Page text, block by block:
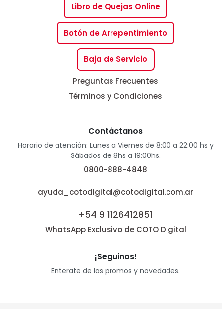
Libro de Quejas Online
Botón de Arrepentimiento
Baja de Servicio
Preguntas Frecuentes
Términos y Condiciones
Contáctanos
Horario de atención: Lunes a Viernes de 8:00 a 22:00 hs y
Sábados de 8hs a 19:00hs.
0800-888-4848
ayuda_cotodigital@cotodigital.com.ar
+54 9 1126412851
WhatsApp Exclusivo de COTO Digital
¡Seguinos!
Enterate de las promos y novedades.